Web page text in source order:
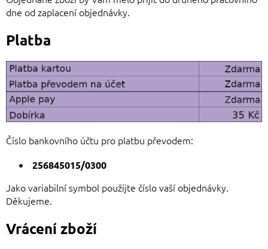
dne od zaplacení objednávky.
Platba
Číslo bankovního účtu pro platbu převodem:
256845015/0300
Jako variabilní symbol použijte číslo vaší objednávky.
Děkujeme.
Vrácení zboží